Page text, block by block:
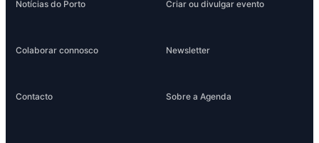
Notícias do Porto Criar ou divulgar evento
Colaborar connosco Newsletter
Contacto Sobre a Agenda